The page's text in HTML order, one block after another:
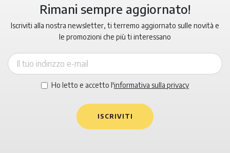
Rimani sempre aggiornato!
Iscriviti alla nostra newsletter, ti terremo aggiornato sulle novità e
le promozioni che più ti interessano
Ho letto e accetto l'informativa sulla privacy
ISCRIVITI